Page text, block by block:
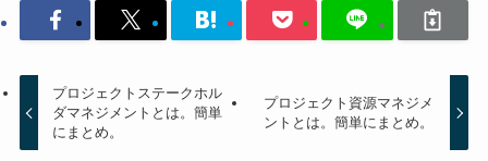
プロジェクトステークホル
ダマネジメントとは。簡単
にまとめ。
プロジェクト資源マネジメ
ントとは。簡単にまとめ。